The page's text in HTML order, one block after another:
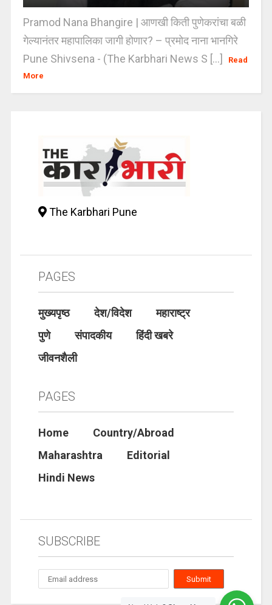
Pramod Nana Bhangire | आणखी किती पुणेकरांचा बळी
गेल्यानंतर महापालिका जागी होणार? – प्रमोद नाना भानगिरे
Pune Shivsena - (The Karbhari News S [...]
Read
More
The Karbhari Pune
PAGES
मुख्यपृष्ठ देश/विदेश
महाराष्ट्र
पुणे
संपादकीय
हिंदी खबरे
जीवनशैली
PAGES
Home
Country/Abroad
Maharashtra
Editorial
Hindi News
SUBSCRIBE